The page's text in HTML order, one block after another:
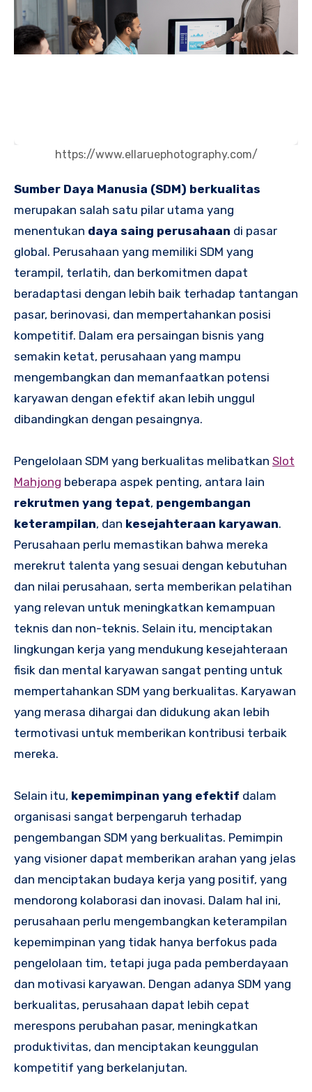
https://www.ellaruephotography.com/
Sumber Daya Manusia (SDM) berkualitas
merupakan salah satu pilar utama yang
menentukan daya saing perusahaan di pasar
global. Perusahaan yang memiliki SDM yang
terampil, terlatih, dan berkomitmen dapat
beradaptasi dengan lebih baik terhadap tantangan
pasar, berinovasi, dan mempertahankan posisi
kompetitif. Dalam era persaingan bisnis yang
semakin ketat, perusahaan yang mampu
mengembangkan dan memanfaatkan potensi
karyawan dengan efektif akan lebih unggul
dibandingkan dengan pesaingnya.
Pengelolaan SDM yang berkualitas melibatkan Slot
Mahjong beberapa aspek penting, antara lain
rekrutmen yang tepat, pengembangan
keterampilan, dan kesejahteraan karyawan.
Perusahaan perlu memastikan bahwa mereka
merekrut talenta yang sesuai dengan kebutuhan
dan nilai perusahaan, serta memberikan pelatihan
yang relevan untuk meningkatkan kemampuan
teknis dan non-teknis. Selain itu, menciptakan
lingkungan kerja yang mendukung kesejahteraan
fisik dan mental karyawan sangat penting untuk
mempertahankan SDM yang berkualitas. Karyawan
yang merasa dihargai dan didukung akan lebih
termotivasi untuk memberikan kontribusi terbaik
mereka.
Selain itu, kepemimpinan yang efektif dalam
organisasi sangat berpengaruh terhadap
pengembangan SDM yang berkualitas. Pemimpin
yang visioner dapat memberikan arahan yang jelas
dan menciptakan budaya kerja yang positif, yang
mendorong kolaborasi dan inovasi. Dalam hal ini,
perusahaan perlu mengembangkan keterampilan
kepemimpinan yang tidak hanya berfokus pada
pengelolaan tim, tetapi juga pada pemberdayaan
dan motivasi karyawan. Dengan adanya SDM yang
berkualitas, perusahaan dapat lebih cepat
merespons perubahan pasar, meningkatkan
produktivitas, dan menciptakan keunggulan
kompetitif yang berkelanjutan.